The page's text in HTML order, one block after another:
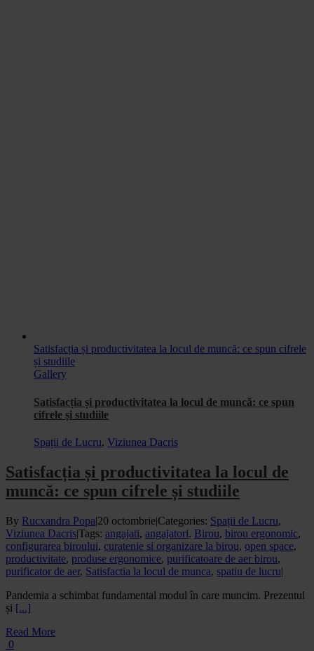
Satisfacția și productivitatea la locul de muncă: ce spun cifrele
și studiile
Gallery
Satisfacția și productivitatea la locul de muncă: ce spun
cifrele și studiile
Spații de Lucru, Viziunea Dacris
Satisfacția și productivitatea la locul de
muncă: ce spun cifrele și studiile
By Rucxandra Popa|20 octombrie|Categories: Spații de Lucru,
Viziunea Dacris|Tags: angajati, angajatori, Birou, birou ergonomic,
configurarea biroului, curatenie si organizare la birou, open space,
productivitate, produse ergonomice, purificatoare de aer birou,
purificator de aer, Satisfactia la locul de munca, spatiu de lucru|
Pandemia a schimbat fundamental modul în care muncim. Prezentul
și [...]
Read More
0